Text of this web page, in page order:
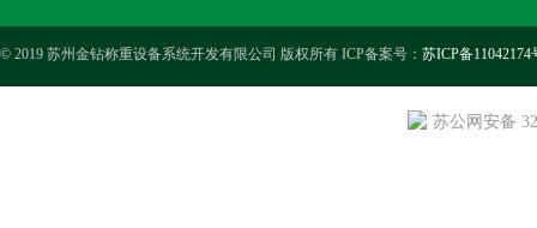
© 2019 苏州金钻称重设备系统开发有限公司 版权所有 ICP备案号： 苏ICP备11042174
苏公网安备